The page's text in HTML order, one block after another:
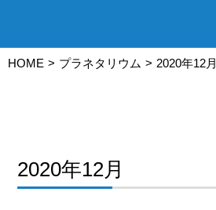
HOME プラネタリウム 2020年12月
2020年12月